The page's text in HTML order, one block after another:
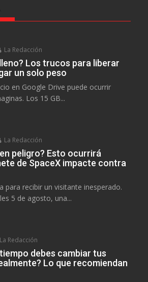
La Redacción
Los trucos para liberar
un solo peso
en Google Drive puede ocurrir
Los 15 GB...
La Redacción
peligro? Esto ocurrirá
de SpaceX impacte contra
para recibir un visitante inesperado.
5 de agosto, una...
La Redacción
debes cambiar tus
Lo que recomiendan